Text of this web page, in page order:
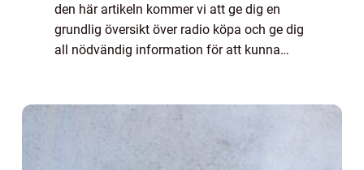
den här artikeln kommer vi att ge dig en
grundlig översikt över radio köpa och ge dig
all nödvändig information för att kunna